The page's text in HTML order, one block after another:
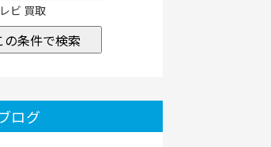
ビ 買取
の条件で検索
ログ